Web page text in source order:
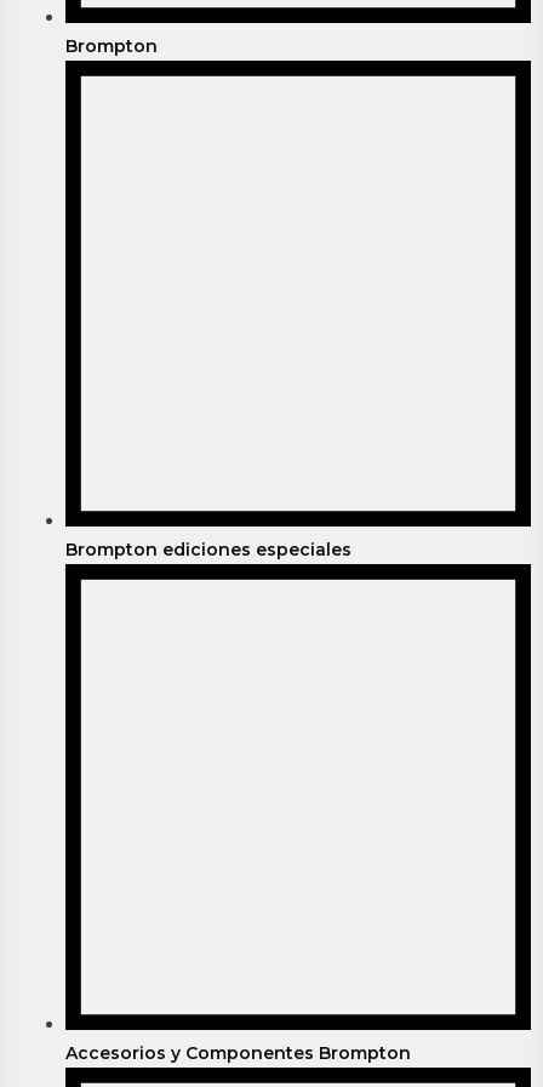
Brompton
Brompton ediciones especiales
Accesorios y Componentes Brompton